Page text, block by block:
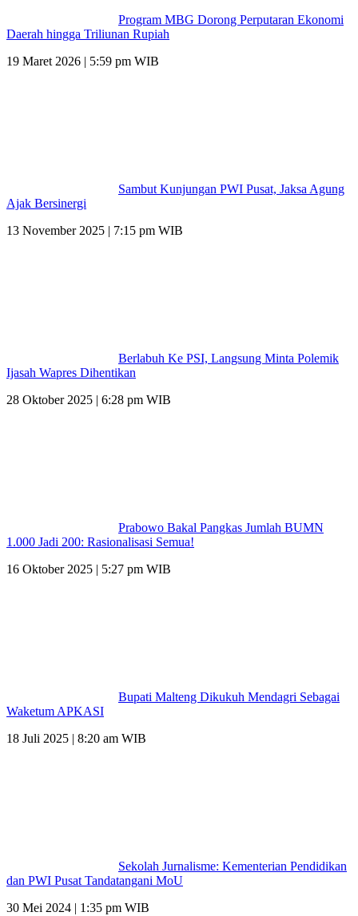
Program MBG Dorong Perputaran Ekonomi
Daerah hingga Triliunan Rupiah
19 Maret 2026 | 5:59 pm WIB
Sambut Kunjungan PWI Pusat, Jaksa Agung
Ajak Bersinergi
13 November 2025 | 7:15 pm WIB
Berlabuh Ke PSI, Langsung Minta Polemik
Ijasah Wapres Dihentikan
28 Oktober 2025 | 6:28 pm WIB
Prabowo Bakal Pangkas Jumlah BUMN
1.000 Jadi 200: Rasionalisasi Semua!
16 Oktober 2025 | 5:27 pm WIB
Bupati Malteng Dikukuh Mendagri Sebagai
Waketum APKASI
18 Juli 2025 | 8:20 am WIB
Sekolah Jurnalisme: Kementerian Pendidikan
dan PWI Pusat Tandatangani MoU
30 Mei 2024 | 1:35 pm WIB